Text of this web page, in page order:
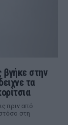
βγήκε στην
τα
πριν από
στη